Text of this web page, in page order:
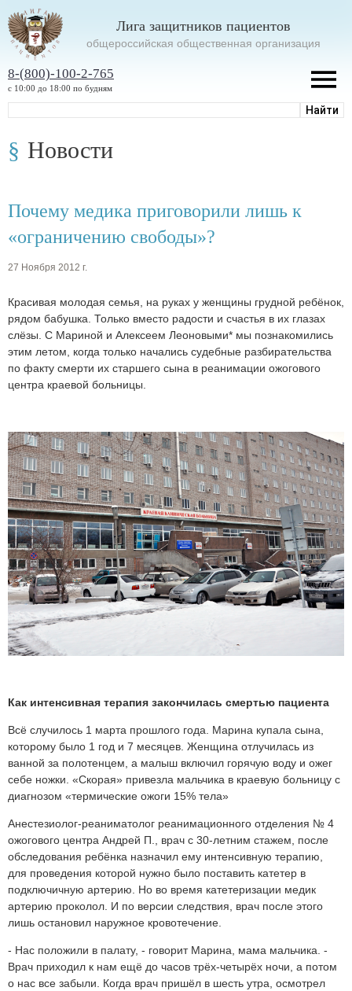
Лига защитников пациентов
oбщероссийская общественная организация
8-(800)-100-2-765
с 10:00 до 18:00 по будням
Новости
Почему медика приговорили лишь к
«ограничению свободы»?
27 Ноября 2012 г.
Красивая молодая семья, на руках у женщины грудной ребёнок,
рядом бабушка. Только вместо радости и счастья в их глазах
слёзы. С Мариной и Алексеем Леоновыми* мы познакомились
этим летом, когда только начались судебные разбирательства
по факту смерти их старшего сына в реанимации ожогового
центра краевой больницы.
Как интенсивная терапия закончилась смертью пациента
Всё случилось 1 марта прошлого года. Марина купала сына,
которому было 1 год и 7 месяцев. Женщина отлучилась из
ванной за полотенцем, а малыш включил горячую воду и ожег
себе ножки. «Скорая» привезла мальчика в краевую больницу с
диагнозом «термические ожоги 15% тела»
Анестезиолог-реаниматолог реанимационного отделения № 4
ожогового центра Андрей П., врач с 30-летним стажем, после
обследования ребёнка назначил ему интенсивную терапию,
для проведения которой нужно было поставить катетер в
подключичную артерию. Но во время катетеризации медик
артерию проколол. И по версии следствия, врач после этого
лишь остановил наружное кровотечение.
- Нас положили в палату, - говорит Марина, мама мальчика. -
Врач приходил к нам ещё до часов трёх-четырёх ночи, а потом
о нас все забыли. Когда врач пришёл в шесть утра, осмотрел